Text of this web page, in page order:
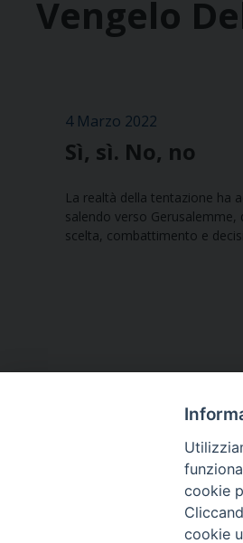
Vengelo
4 Marzo 2022
Sì, sì. No, no
La realtà della tentazione ha
salendo verso
scelta, combattimento e
cookie
cookie